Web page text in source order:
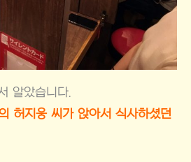
알았습니다.
허지웅 씨가 앉아서 식사하셨던